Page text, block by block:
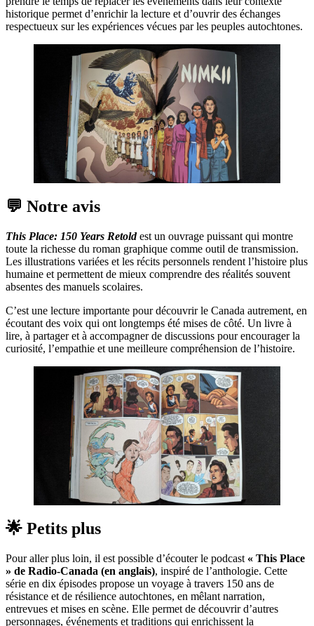
historique permet d’enrichir la lecture et d’ouvrir des échanges
respectueux sur les expériences vécues par les peuples autochtones.
💬 Notre avis
This Place: 150 Years Retoldest un ouvrage puissant qui montre
toute la richesse du roman graphique comme outil de transmission.
Les illustrations variées et les récits personnels rendent l’histoire plus
humaine et permettent de mieux comprendre des réalités souvent
absentes des manuels scolaires.
C’est une lecture importante pour découvrir le Canada autrement, en
écoutant des voix qui ont longtemps été mises de côté. Un livre à
lire, à partager et à accompagner de discussions pour encourager la
curiosité, l’empathie et une meilleure compréhension de l’histoire.
🌟 Petits plus
Pour aller plus loin, il est possible d’écouter le podcast « This Place
» de Radio-Canada (en anglais), inspiré de l’anthologie. Cette
série en dix épisodes propose un voyage à travers 150 ans de
résistance et de résilience autochtones, en mêlant narration,
entrevues et mises en scène. Elle permet de découvrir d’autres
personnages, événements et traditions qui enrichissent la